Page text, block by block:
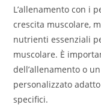
L’allenamento con i
crescita muscolare,
nutrienti essenziali
muscolare. È
dell’allenamento o
personalizzato
specifici.